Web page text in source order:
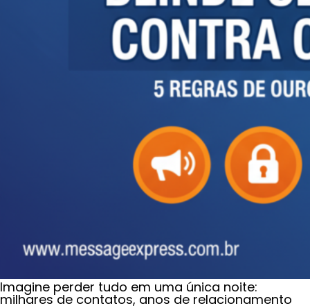
Imagine perder tudo em uma única noite:
milhares de contatos, anos de relacionamento